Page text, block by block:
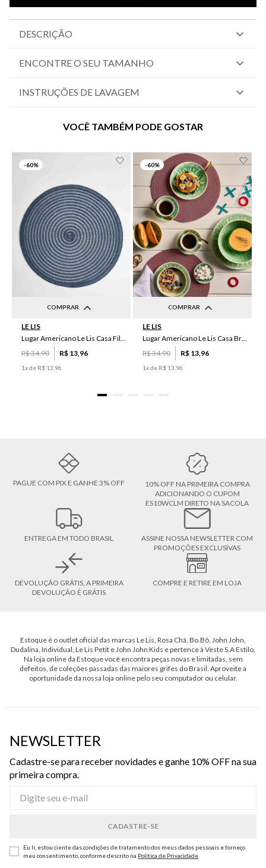
DESCRIÇÃO
ENCONTRE O SEU TAMANHO
INSTRUÇÕES DE LAVAGEM
VOCÊ TAMBÉM PODE GOSTAR
-60%
COMPRAR
LE LIS
Lugar Americano Le Lis Casa Filipa
R$34,90 R$ 13 96
1x de R$ 13 96
-60%
COMPRAR
LE LIS
Lugar Americano Le Lis Casa Brenda
R$34,90 R$ 13 96
1x de R$ 13 96
PAGUE COM PIX E GANHE 3% OFF
10% OFF NA PRIMEIRA COMPRA
ADICIONANDO O CUPOM
ES10WCLM DIRETO NA SACOLA
ENTREGA EM TODO BRASIL
ASSINE NOSSA NEWSLETTER COM
PROMOÇÕES EXCLUSIVAS
DEVOLUÇÃO GRÁTIS, A PRIMEIRA
DEVOLUÇÃO É GRÁTIS
COMPRE E RETIRE EM LOJA
Estoque é o outlet oficial das marcas Le Lis, Rosa Chá, Bo.Bô, John John,
Dudalina, Individual, Le Lis Petit e John John Kids e pertence à Veste S.A Estilo.
Na loja online da Estoque você encontra peças novas e limitadas, sem
defeitos, de coleções passadas das maiores grifes do Brasil. Aproveite a
oportunidade da nossa loja online pelo seu computador ou celular.
NEWSLETTER
Cadastre-se para receber novidades e ganhe 10% OFF na sua
primeira compra.
Eu li, estou ciente das condições de tratamento dos meus dados pessoais e forneço
meu consentimento, conforme descrito na Política de Privacidade